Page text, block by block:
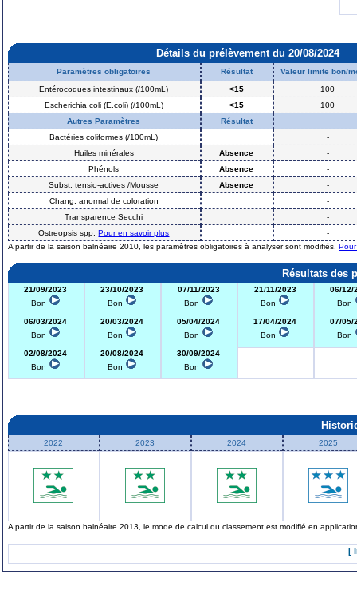
Détails du prélèvement du 20/08/2024
Paramètres obligatoires Résultat
Valeur limite bon/
Entérocoques intestinaux (/100mL)
<15
100
Escherichia coli (E.coli) (/100mL)
<15
100
Autres Paramètres
Résultat
Bactéries coliformes (/100mL)
-
Huiles minérales
Absence
-
Phénols
Absence
-
Subst. tensio-actives /Mousse
Absence
-
Chang. anormal de coloration
-
Transparence Secchi
-
Ostreopsis spp.Pour en savoir plus
-
A partir de la saison balnéaire 2010, les paramètres obligatoires à analyser sont modifiés.
Résultats des
21/09/2023
Bon
23/10/2023
Bon
07/11/2023
Bon
21/11/2023
Bon
06/12/
Bon
06/03/2024
Bon
20/03/2024
Bon
05/04/2024
Bon
17/04/2024
Bon
07/05/
Bon
02/08/2024
Bon
20/08/2024
Bon
30/09/2024
Bon
2022 2023 2024 2025
A partir de la saison balnéaire 2013, le mode de calcul du classement est modifié en
[